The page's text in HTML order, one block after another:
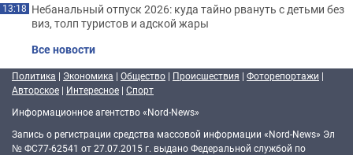
13:18 Небанальный отпуск 2026: куда тайно рвануть с детьми без
виз, толп туристов и адской жары
Все новости
Политика | Экономика | Общество | Происшествия | Фоторепортажи |
Авторское | Интересное | Спорт
Информационное агентство «Nord-News»
Запись о регистрации средства массовой информации «Nord-News» Эл
№ ФС77-62541 от 27.07.2015 г. выдано Федеральной службой по